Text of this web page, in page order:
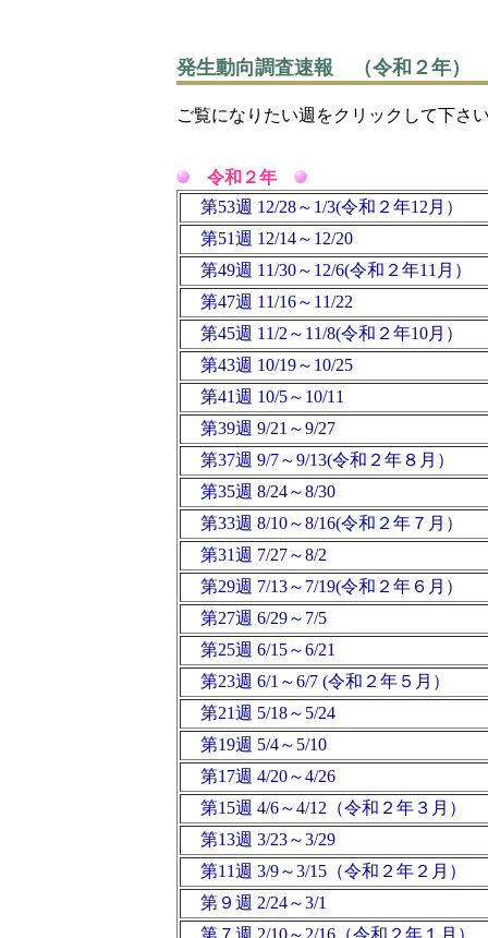
発生動向調査速報 （令和２年）
ご覧になりたい週をクリックして下さ
令和２年
第53週 12/28～1/3(令和２年12月）
第51週 12/14～12/20
第49週 11/30～12/6(令和２年11月）
第47週 11/16～11/22
第45週 11/2～11/8(令和２年10月）
第43週 10/19～10/25
第41週 10/5～10/11
第39週 9/21～9/27
第37週 9/7～9/13(令和２年８月）
第35週 8/24～8/30
第33週 8/10～8/16(令和２年７月）
第31週 7/27～8/2
第29週 7/13～7/19(令和２年６月）
第27週 6/29～7/5
第25週 6/15～6/21
第23週 6/1～6/7 (令和２年５月）
第21週 5/18～5/24
第19週 5/4～5/10
第17週 4/20～4/26
第15週 4/6～4/12（令和２年３月）
第13週 3/23～3/29
第11週 3/9～3/15（令和２年２月）
第９週 2/24～3/1
第７週 2/10～2/16（令和２年１月）